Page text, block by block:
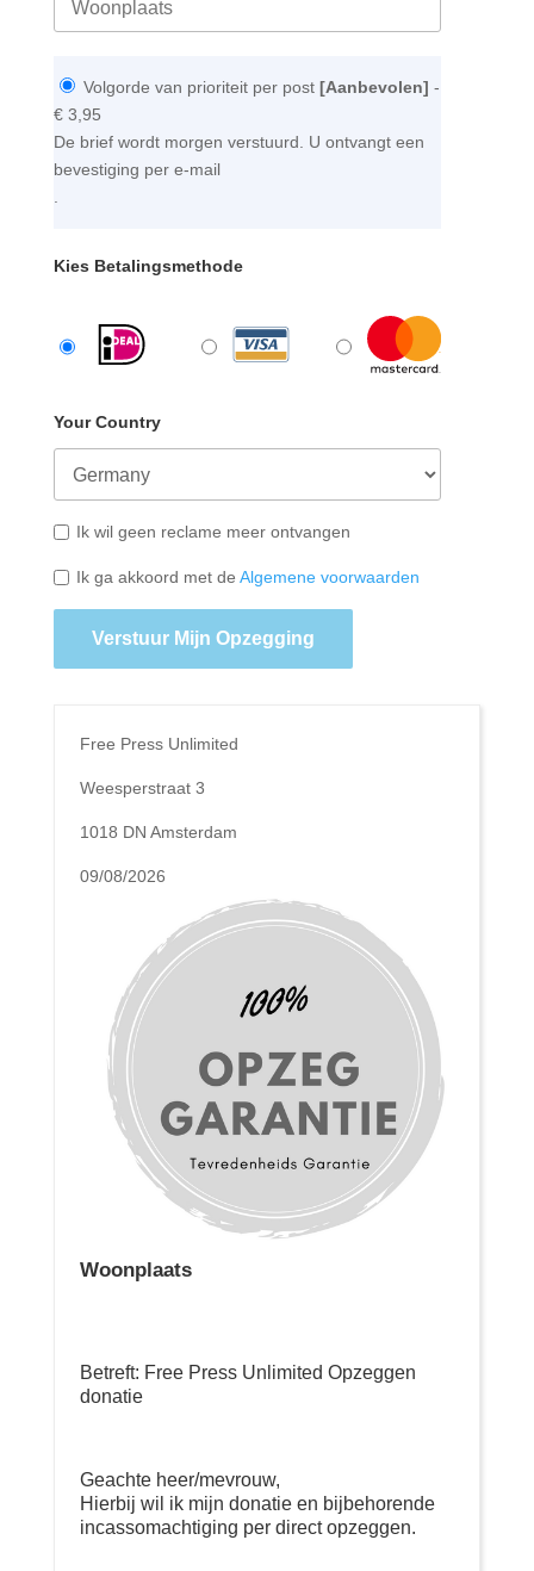
Volgorde van prioriteit per post [Aanbevolen] -
€ 3,95
De brief wordt morgen verstuurd. U ontvangt een
bevestiging per e-mail
.
Kies Betalingsmethode
Your Country
Ik wil geen reclame meer ontvangen
Ik ga akkoord met de Algemene voorwaarden
Verstuur Mijn Opzegging
Free Press Unlimited
Weesperstraat 3
1018 DN Amsterdam
09/08/2026
Woonplaats
Betreft: Free Press Unlimited Opzeggen
donatie
Geachte heer/mevrouw,
Hierbij wil ik mijn donatie en bijbehorende
incassomachtiging per direct opzeggen.